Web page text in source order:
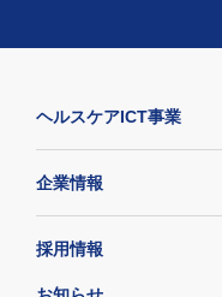
ヘルスケアICT事業
企業情報
採用情報